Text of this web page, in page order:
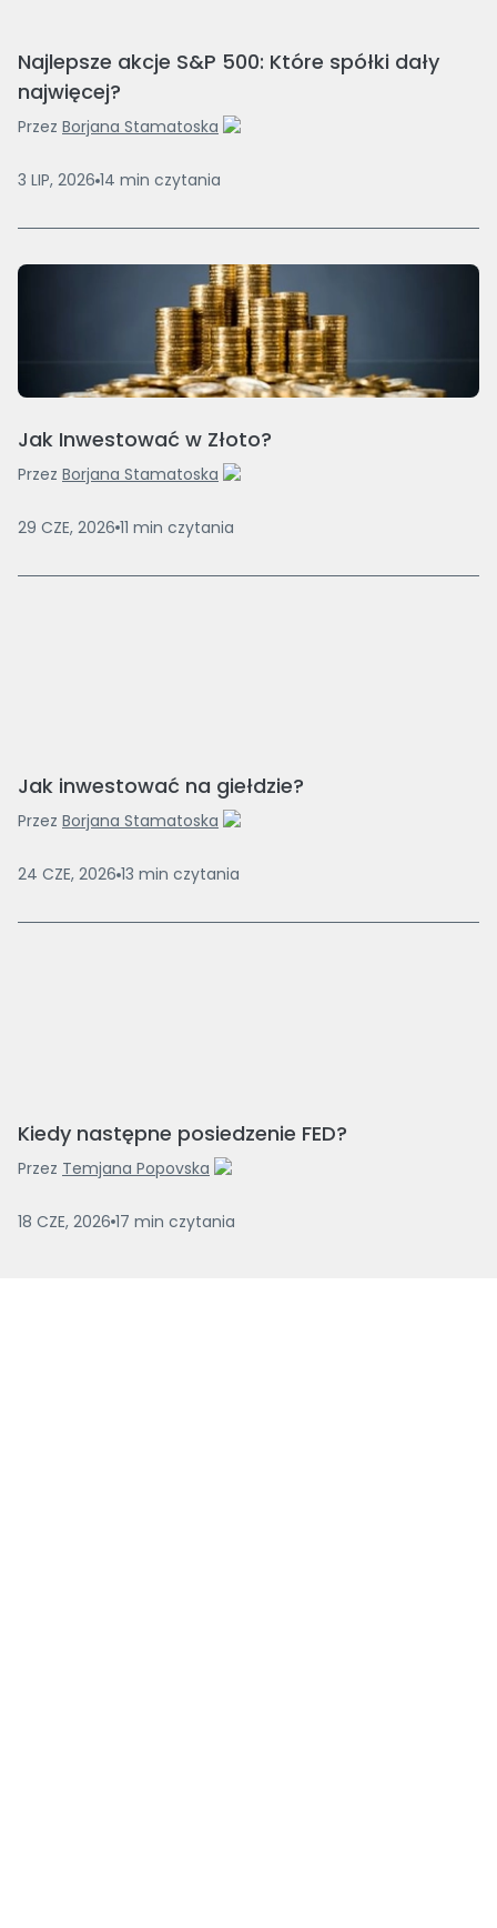
Najlepsze akcje S&P 500: Które spółki dały
najwięcej?
Przez Borjana Stamatoska
3 LIP, 2026 14 min czytania
Jak Inwestować w Złoto?
Przez Borjana Stamatoska
29 CZE, 2026 11 min czytania
Jak inwestować na giełdzie?
Przez Borjana Stamatoska
24 CZE, 2026 13 min czytania
Kiedy następne posiedzenie FED?
Przez Temjana Popovska
18 CZE, 2026 17 min czytania